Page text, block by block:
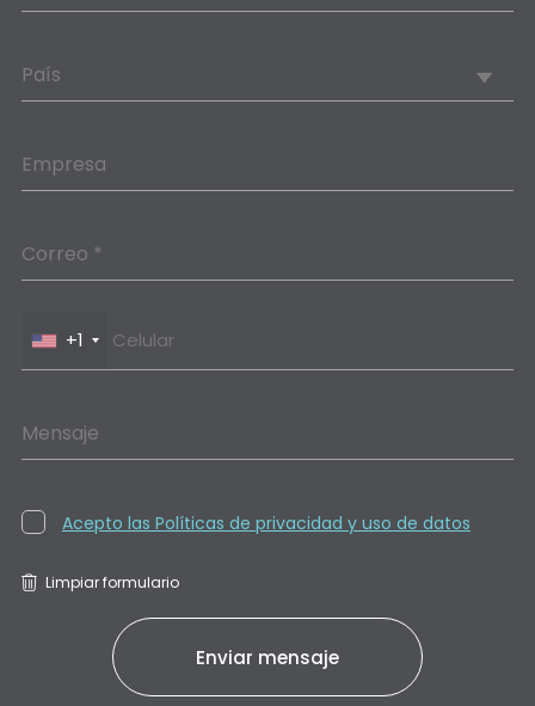
País
Empresa
Correo *
+1
Mensaje
Acepto las Políticas de privacidad y uso de datos
Limpiar formulario